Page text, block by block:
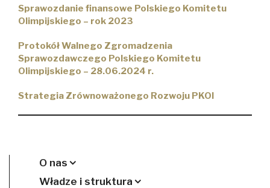
Sprawozdanie finansowe Polskiego Komitetu
Olimpijskiego – rok 2023
Protokół Walnego Zgromadzenia
Sprawozdawczego Polskiego Komitetu
Olimpijskiego – 28.06.2024 r.
Strategia Zrównoważonego Rozwoju PKOl
O nas
Władze i struktura